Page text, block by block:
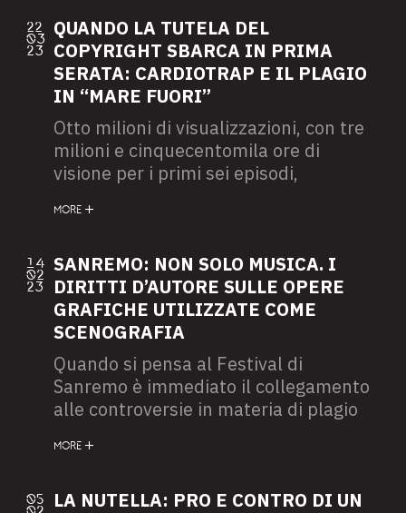
tipo.
22
03
23
QUANDO LA TUTELA DEL
COPYRIGHT SBARCA IN PRIMA
SERATA: CARDIOTRAP E IL PLAGIO
IN “MARE FUORI”
Otto milioni di visualizzazioni, con tre
milioni e cinquecentomila ore di
visione per i primi sei episodi,
visualizzazioni con quasi sei milioni di
totale di centocinque milioni di
visualizzazioni per oltre
quarantacinque milioni di ore di
fruizione online: sono i numeri da
capogiro che “Mare Fuori”, serie
prodotta da Rai Fiction e Picomedia,
ha registrato nel solo mese di febbraio
a seguito del rilascio su Rai Play della
terza stagione. La fiction, partita nel
appassionato soprattutto i
MORE
14
02
23
SANREMO: NON SOLO MUSICA. I
DIRITTI D’AUTORE SULLE OPERE
GRAFICHE UTILIZZATE COME
SCENOGRAFIA
Quando si pensa al Festival di
Sanremo è immediato il collegamento
alle controversie in materia di plagio
Tuttavia, nell’organizzazione di una
complessa, come quella del Festival di
MORE
05
02
LA NUTELLA: PRO E CONTRO DI UN